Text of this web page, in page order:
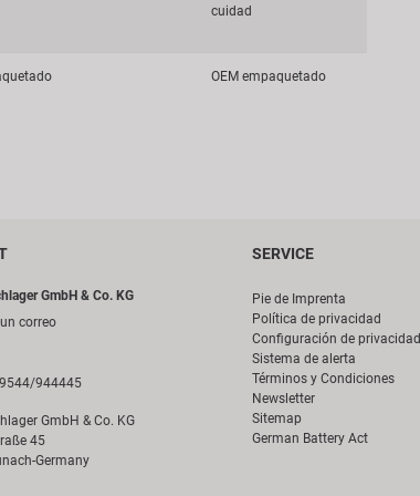
cuidad
OEM empaquetado
GmbH & Co. KG
correo
944445
GmbH & Co. KG
45
Germany
SERVICE
Pie de Imprenta
Política de privacidad
Configuración de privacidad
Sistema de alerta
Términos y Condiciones
Newsletter
Sitemap
German Battery Act